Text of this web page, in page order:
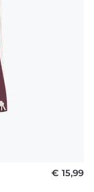
€ 15,99